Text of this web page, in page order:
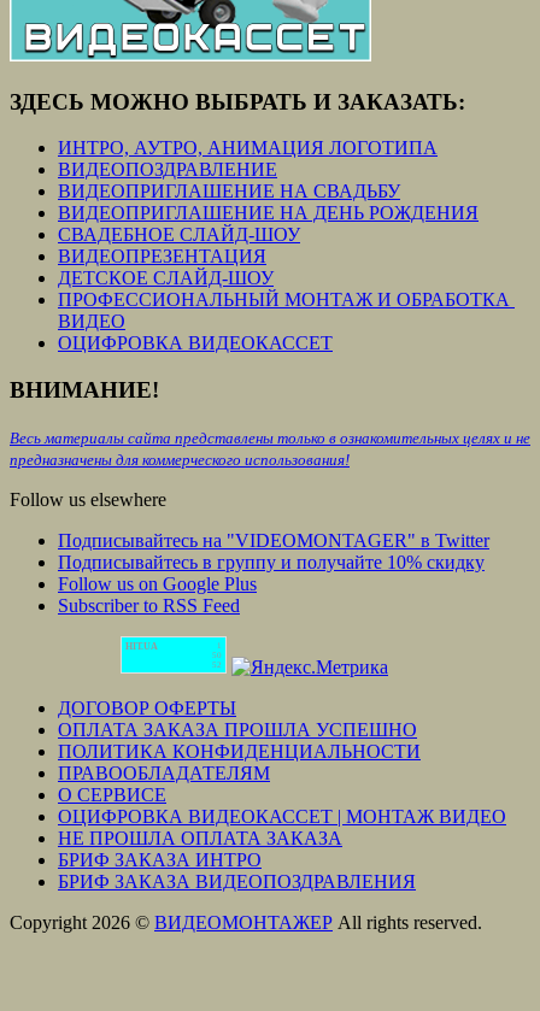
ЗДЕСЬ МОЖНО ВЫБРАТЬ И ЗАКАЗАТЬ:
ИНТРО, АУТРО, АНИМАЦИЯ ЛОГОТИПА
ВИДЕОПОЗДРАВЛЕНИЕ
ВИДЕОПРИГЛАШЕНИЕ НА СВАДЬБУ
ВИДЕОПРИГЛАШЕНИЕ НА ДЕНЬ РОЖДЕНИЯ
СВАДЕБНОЕ СЛАЙД-ШОУ
ВИДЕОПРЕЗЕНТАЦИЯ
ДЕТСКОЕ СЛАЙД-ШОУ
ПРОФЕССИОНАЛЬНЫЙ МОНТАЖ И ОБРАБОТКА
ВИДЕО
ОЦИФРОВКА ВИДЕОКАССЕТ
ВНИМАНИЕ!
Весь материалы сайта представлены только в ознакомительных целях и не
предназначены для коммерческого использования!
Follow us elsewhere
Подписывайтесь на "VIDEOMONTAGER" в Twitter
Подписывайтесь в группу и получайте 10% скидку
Follow us on Google Plus
Subscriber to RSS Feed
HIT.UA
1
50
52
ДОГОВОР ОФЕРТЫ
ОПЛАТА ЗАКАЗА ПРОШЛА УСПЕШНО
ПОЛИТИКА КОНФИДЕНЦИАЛЬНОСТИ
ПРАВООБЛАДАТЕЛЯМ
О СЕРВИСЕ
ОЦИФРОВКА ВИДЕОКАССЕТ | МОНТАЖ ВИДЕО
НЕ ПРОШЛА ОПЛАТА ЗАКАЗА
БРИФ ЗАКАЗА ИНТРО
БРИФ ЗАКАЗА ВИДЕОПОЗДРАВЛЕНИЯ
Copyright 2026 © ВИДЕОМОНТАЖЕР All rights reserved.